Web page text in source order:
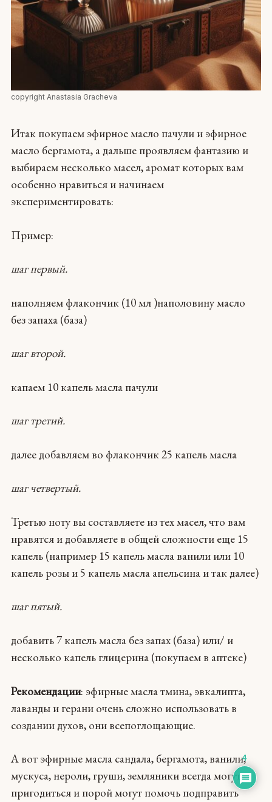
copyright Anastasia Gracheva
Итак покупаем эфирное масло пачули и эфирное
масло бергамота, а дальше проявляем фантазию и
выбираем несколько масел, аромат которых вам
особенно нравиться и начинаем
экспериментировать:
Пример:
шаг первый.
наполняем флакончик (10 мл )наполовину масло
без запаха (база)
шаг второй.
капаем 10 капель масла пачули
шаг третий.
далее добавляем во флакончик 25 капель масла
шаг четвертый.
Третью ноту вы составляете из тех масел, что вам
нравятся и добавляете в общей сложности еще 15
капель (например 15 капель масла ванили или 10
капель розы и 5 капель масла апельсина и так далее)
шаг пятый.
добавить 7 капель масла без запах (база) или/ и
несколько капель глицерина (покупаем в аптеке)
Рекомендации: эфирные масла тмина, эвкалипта,
лаванды и герани очень сложно использовать в
создании духов, они всепоглощающие.
А вот эфирные масла сандала, бергамота, ванили,
мускуса, нероли, груши, земляники всегда могут
пригодиться и порой могут помочь подправить
4